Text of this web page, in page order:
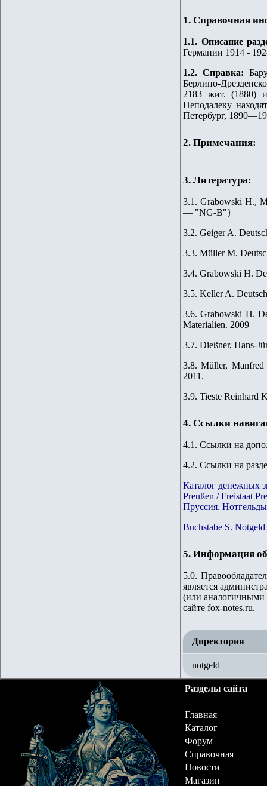
1. Справочная
1.1. Описание
Германии 1914 -
1.2. Справка:
Берлино-
2183 жит. (1880) и
Неподалеку
Петербург,
2. Примечания:
3. Литература:
3.1. Grabowski H.,
— "NG-B"}
3.2. Geiger A.
3.3. Müller M.
3.4. Grabowski H.
3.5. Keller A.
3.6. Grabowski H.
Materialien. 2009
3.7. Dießner, Hans-
3.8. Müller, Manfred
2011.
3.9. Tieste Reinhard
4. Ссылки
4.1. Ссылки на
4.2. Ссылки на
Каталог денежных
Preußen / Freistaat
Пруссия.
Buchstabe S.
5. Информация
5.0.
является
(или аналогичными
сайте fox-notes.ru.
Директория
notgeld
Разделы сайта
Главная
Каталог
Форум
Справочная
Новости
Магазин